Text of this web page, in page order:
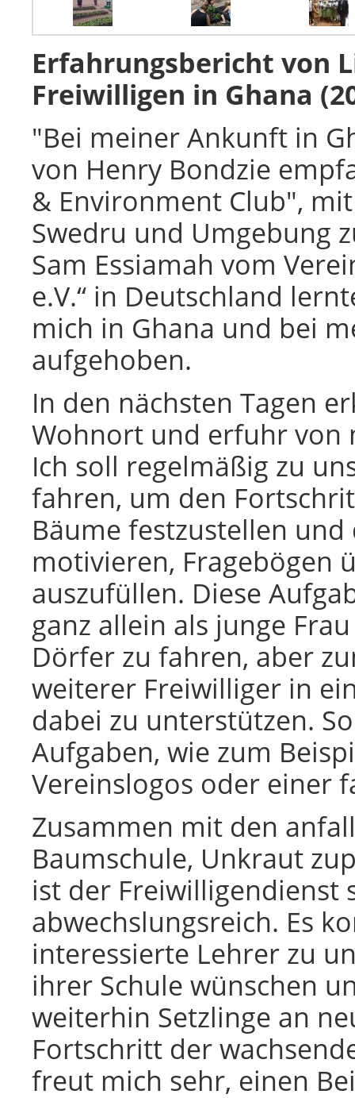
Erfahrungsbericht von
Freiwilligen in Ghana
"Bei meiner Ankunft in
von Henry Bondzie
& Environment Club",
Swedru und Umgebung
Sam Essiamah vom
e.V.“ in Deutschland
mich in Ghana und bei
aufgehoben.
In den nächsten Tagen
Wohnort und erfuhr von
Ich soll regelmäßig zu
fahren, um den
Bäume festzustellen
motivieren, Fragebögen
auszufüllen. Diese
ganz allein als junge
Dörfer zu fahren, aber
weiterer Freiwilliger in
dabei zu unterstützen.
Aufgaben, wie zum
Vereinslogos oder einer
Zusammen mit den
Baumschule, Unkraut
ist der Freiwilligendienst
abwechslungsreich. Es
interessierte Lehrer zu
ihrer Schule wünschen
weiterhin Setzlinge an
Fortschritt der
freut mich sehr, einen